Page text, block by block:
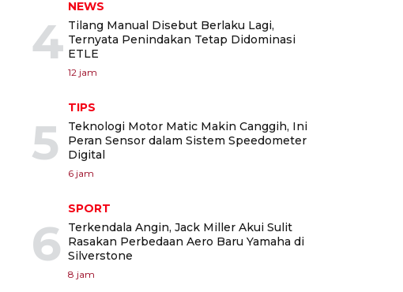
4
NEWS
Tilang Manual Disebut Berlaku Lagi,
Ternyata Penindakan Tetap Didominasi
ETLE
12 jam
5
TIPS
Teknologi Motor Matic Makin Canggih, Ini
Peran Sensor dalam Sistem Speedometer
Digital
6 jam
6
SPORT
Terkendala Angin, Jack Miller Akui Sulit
Rasakan Perbedaan Aero Baru Yamaha di
Silverstone
8 jam